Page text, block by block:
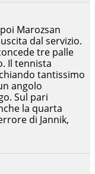
Marozsan
dal servizio.
tre palle
Il tennista
tantissimo
angolo
Sul pari
la quarta
di Jannik,